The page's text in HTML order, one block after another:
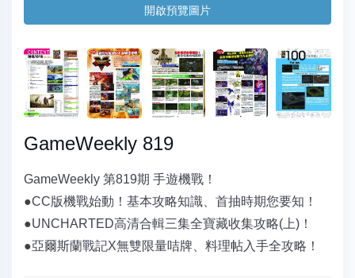
開啟預覽圖片
GameWeekly 819
GameWeekly 第819期 手遊機戰！
●CC版機戰始動！基本攻略知識、首抽時期您要知！
●UNCHARTED高清合輯三集全寶藏收集攻略(上)！
●亞爾斯蘭戰記X無雙限量咭牌、料理帖入手全攻略！